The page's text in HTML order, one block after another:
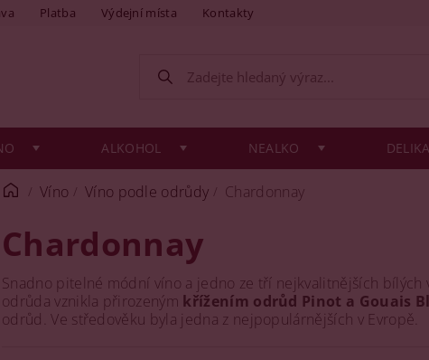
Platba Výdejní místa Kontakty
ALKOHOL NEALKO
Víno Víno podle odrůdy Chardonnay
Chardonnay
Snadno pitelné módní víno a jedno ze tří nejkvalitnějších
odrůda vznikla přirozeným křížením odrůd Pinot a Gouais
odrůd. Ve středověku byla jedna z nejpopulárnějších v Evropě.